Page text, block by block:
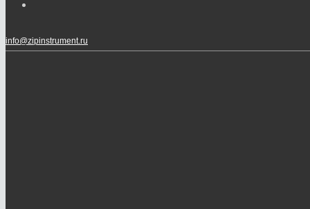
info@zipinstrument.ru